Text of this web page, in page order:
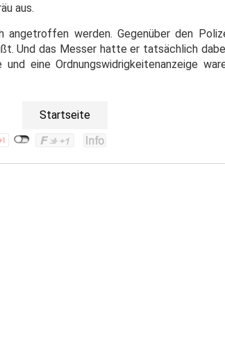
aus.
werden. Gegenüber den
Und das Messer hatte er tatsächlich
eine Ordnungswidrigkeitenanzeige
Startseite